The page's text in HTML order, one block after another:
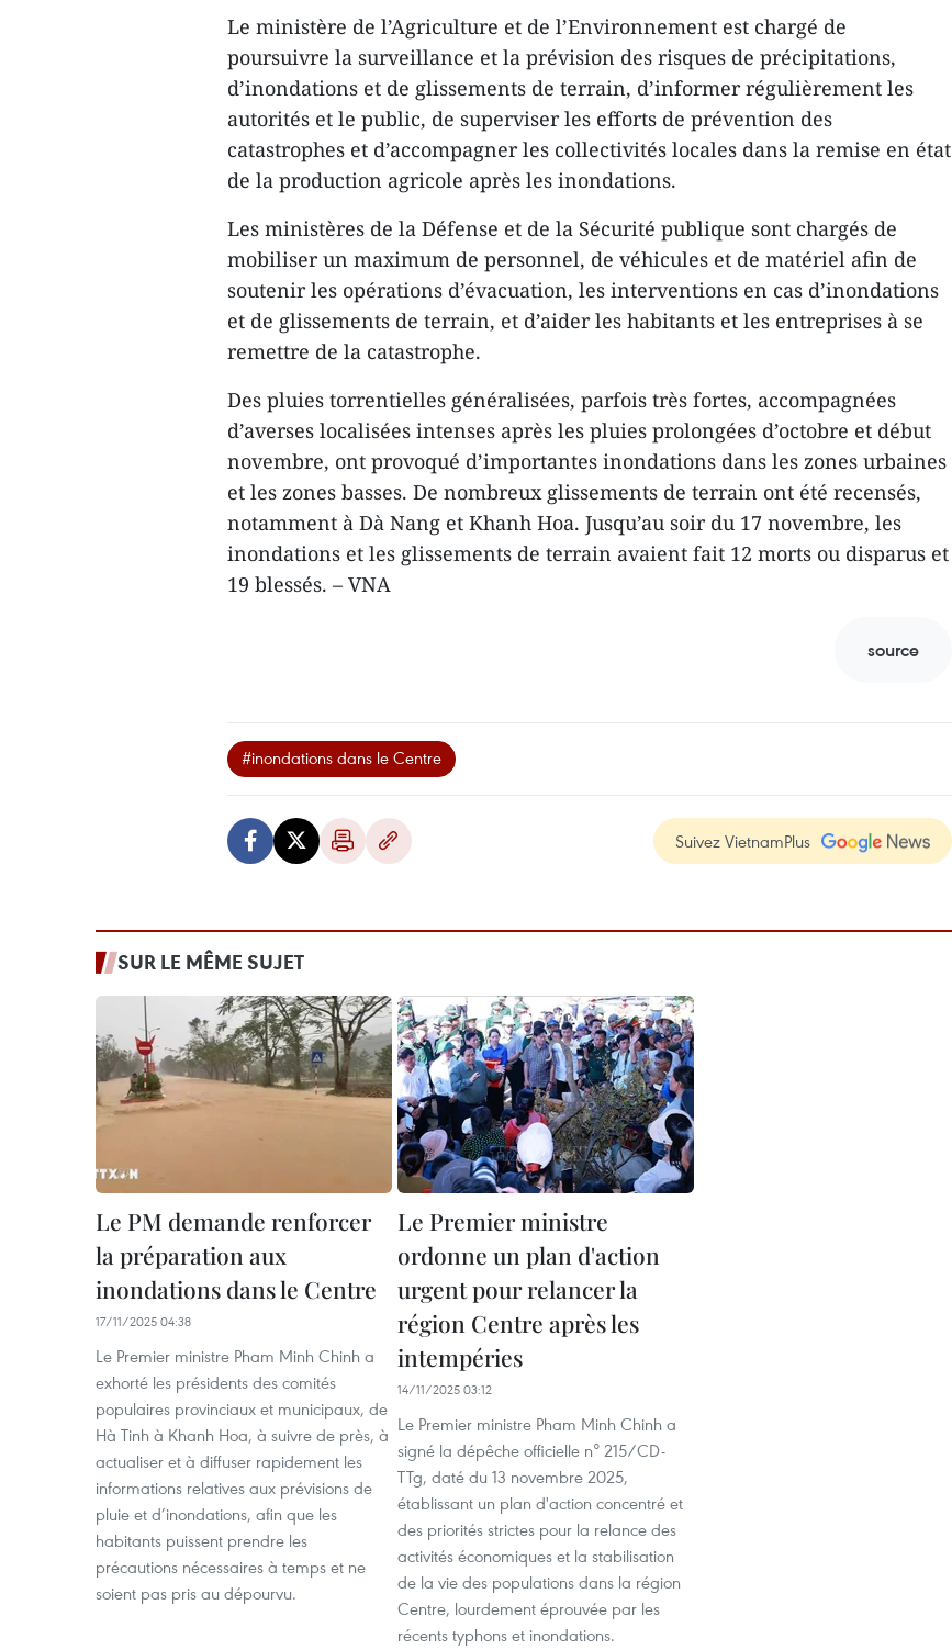
Le ministère de l’Agriculture et de l’Environnement est chargé de
poursuivre la surveillance et la prévision des risques de précipitations,
d’inondations et de glissements de terrain, d’informer régulièrement les
autorités et le public, de superviser les efforts de prévention des
catastrophes et d’accompagner les collectivités locales dans la remise en état
de la production agricole après les inondations.
Les ministères de la Défense et de la Sécurité publique sont chargés de
mobiliser un maximum de personnel, de véhicules et de matériel afin de
soutenir les opérations d’évacuation, les interventions en cas d’inondations
et de glissements de terrain, et d’aider les habitants et les entreprises à se
remettre de la catastrophe.
Des pluies torrentielles généralisées, parfois très fortes, accompagnées
d’averses localisées intenses après les pluies prolongées d’octobre et début
novembre, ont provoqué d’importantes inondations dans les zones urbaines
et les zones basses. De nombreux glissements de terrain ont été recensés,
notamment à Dà Nang et Khanh Hoa. Jusqu’au soir du 17 novembre, les
inondations et les glissements de terrain avaient fait 12 morts ou disparus et
19 blessés. – VNA
source
#inondations dans le Centre
Suivez VietnamPlus
SUR LE MÊME SUJET
Le PM demande renforcer
la préparation aux
inondations dans le Centre
17/11/2025 04:38
Le Premier ministre Pham Minh Chinh a
exhorté les présidents des comités
populaires provinciaux et municipaux, de
Hà Tinh à Khanh Hoa, à suivre de près, à
actualiser et à diffuser rapidement les
informations relatives aux prévisions de
pluie et d’inondations, afin que les
habitants puissent prendre les
précautions nécessaires à temps et ne
soient pas pris au dépourvu.
Le Premier ministre
ordonne un plan d'action
urgent pour relancer la
région Centre après les
intempéries
14/11/2025 03:12
Le Premier ministre Pham Minh Chinh a
signé la dépêche officielle n° 215/CD-
TTg, daté du 13 novembre 2025,
établissant un plan d'action concentré et
des priorités strictes pour la relance des
activités économiques et la stabilisation
de la vie des populations dans la région
Centre, lourdement éprouvée par les
récents typhons et inondations.